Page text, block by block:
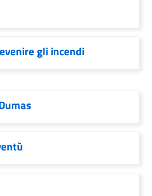
gli incendi